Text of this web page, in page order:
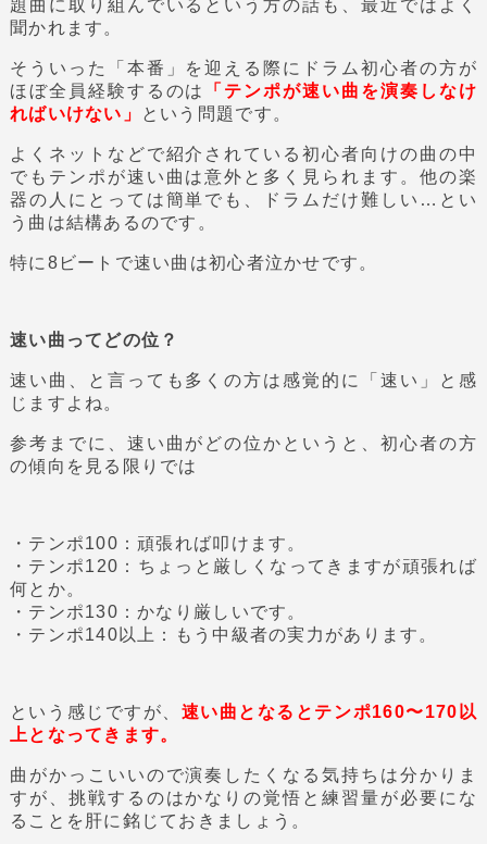
題曲に取り組んでいるという方の話も、最近ではよく
聞かれます。
そういった「本番」を迎える際にドラム初心者の方が
ほぼ全員経験するのは
「テンポが速い曲を演奏しなけ
ればいけない」
という問題です。
よくネットなどで紹介されている初心者向けの曲の中
でもテンポが速い曲は意外と多く見られます。他の楽
器の人にとっては簡単でも、ドラムだけ難しい…とい
う曲は結構あるのです。
特に8ビートで速い曲は初心者泣かせです。
速い曲ってどの位？
速い曲、と言っても多くの方は感覚的に「速い」と感
じますよね。
参考までに、速い曲がどの位かというと、初心者の方
の傾向を見る限りでは
・テンポ100：頑張れば叩けます。
・テンポ120：ちょっと厳しくなってきますが頑張れば
何とか。
・テンポ130：かなり厳しいです。
・テンポ140以上：もう中級者の実力があります。
という感じですが、 速い曲となるとテンポ160〜170以
上となってきます。
曲がかっこいいので演奏したくなる気持ちは分かりま
すが、挑戦するのはかなりの覚悟と練習量が必要にな
ることを肝に銘じておきましょう。